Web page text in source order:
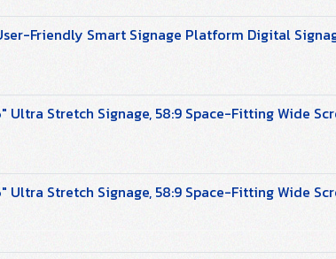
Friendly Smart Signage Platform Digital
Ultra Stretch Signage, 58:9 Space-Fitting Wide
Ultra Stretch Signage, 58:9 Space-Fitting Wide